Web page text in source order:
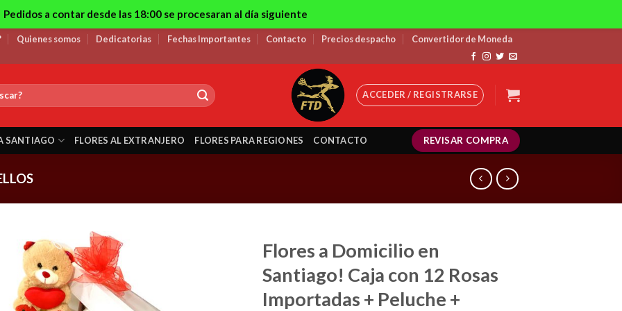
Quienes somos Dedicatorias Fechas Importantes Contacto Precios despacho Convertidor de Moneda
ACCEDER / REGISTRARSE
SANTIAGO FLORES AL EXTRANJERO FLORES PARA REGIONES CONTACTO REVISAR COMPRA
Flores a Domicilio en
Santiago! Caja con 12 Rosas
Importadas + Peluche +
Pedidos a contar desde las 18:00 se procesaran al día siguiente